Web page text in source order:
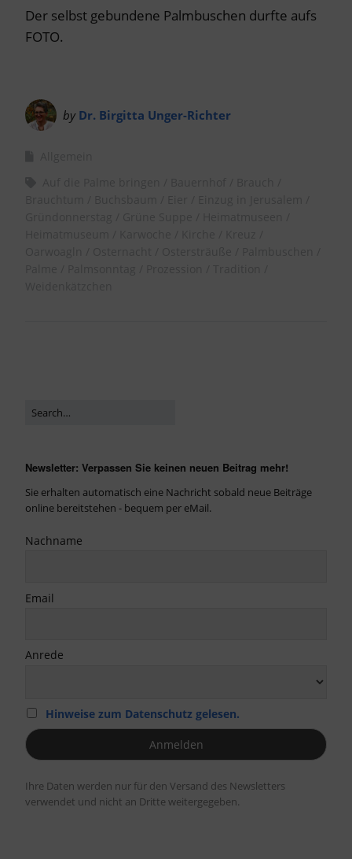
Der selbst gebundene Palmbuschen durfte aufs
FOTO.
by Dr. Birgitta Unger-Richter
Newsletter: Verpassen Sie keinen neuen Beitrag mehr!
Sie erhalten automatisch eine Nachricht sobald neue Beiträge
online bereitstehen - bequem per eMail.
Nachname
Email
Anrede
Hinweise zum Datenschutz gelesen.
Ihre Daten werden nur für den Versand des Newsletters
verwendet und nicht an Dritte weitergegeben.